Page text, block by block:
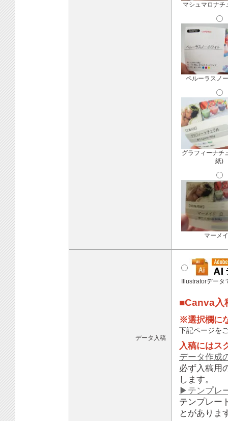
マシュマロナチ
ペルーラスノ
グラフィーナチ
紙)
マーメ
データ入稿
Illustratorデータ
■Canva入
※選択欄に
下記ページを
入稿にはス
データ作成
必ず入稿用
します。
▶テンプレ
テンプレー
とがありま